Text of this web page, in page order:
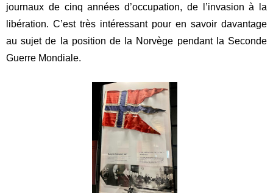
francs/euro environ (gratuit avec l’Oslo Pass)
Site internet :
https://www.forsvarshistoriskmuseum.no/akershus-slott
5. Le Musée de la Résistance, juste à côté
du château de Akershus